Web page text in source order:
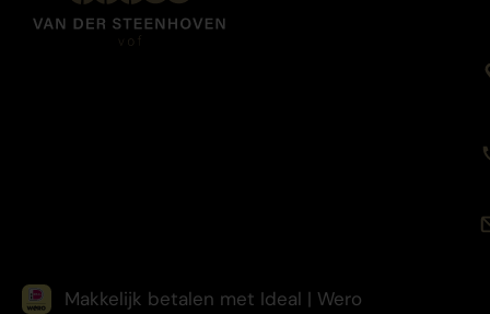
Makkelijk betalen met Ideal | Wero